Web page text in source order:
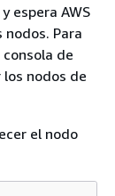
espera AWS
nodos. Para
de
los nodos de
el nodo